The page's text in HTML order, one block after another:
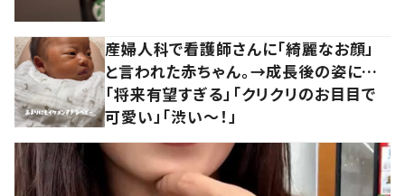
産婦人科で看護師さんに「綺麗なお顔」
と言われた赤ちゃん。→成長後の姿に…
「将来有望すぎる」「クリクリのお目目で
可愛い」「渋い～！」